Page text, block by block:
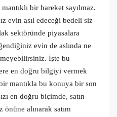
bir hareket sayılmaz.
evin asıl edeceği bedeli siz
sektöründe piyasalara
evin de aslında ne
İşte bu
en doğru bilgiyi vermek
mantıkla bu konuya bir son
en doğru biçimde, satın
alınarak satım